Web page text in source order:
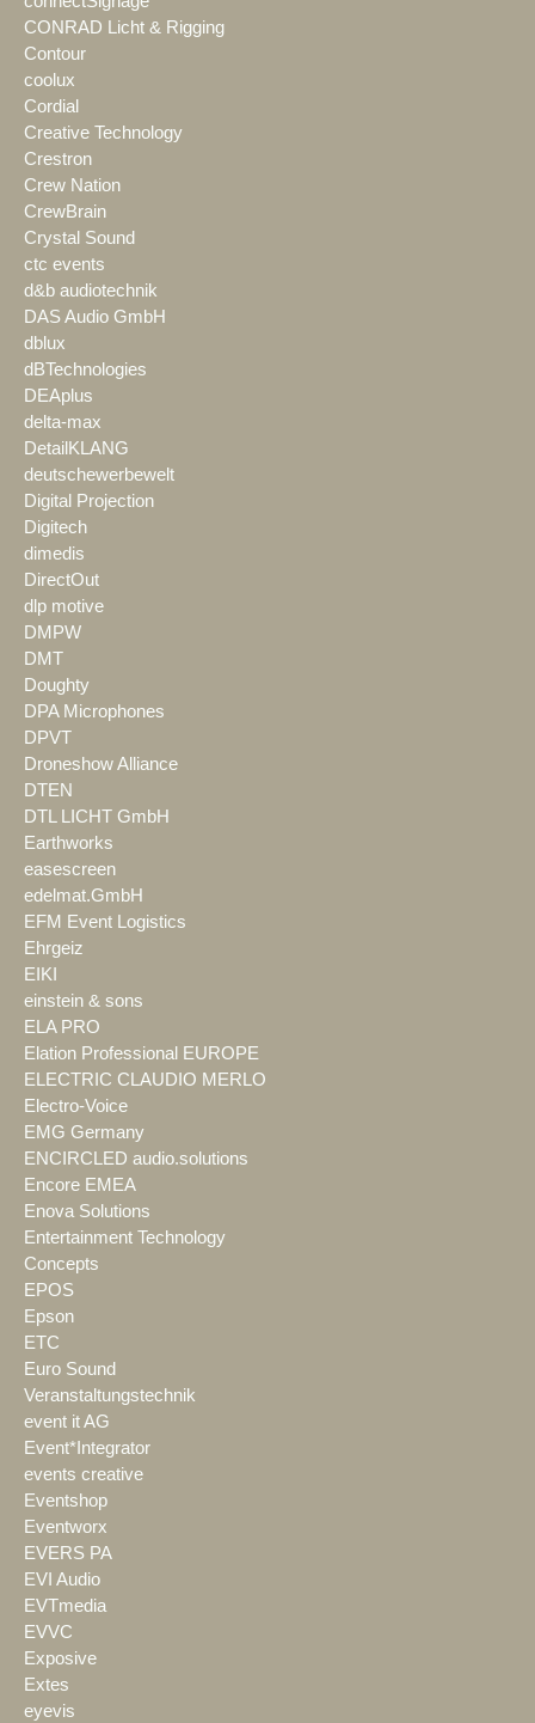
CONRAD Licht & Rigging
Contour
coolux
Cordial
Creative Technology
Crestron
Crew Nation
CrewBrain
Crystal Sound
ctc events
d&b audiotechnik
DAS Audio GmbH
dblux
dBTechnologies
DEAplus
delta-max
DetailKLANG
deutschewerbewelt
Digital Projection
Digitech
dimedis
DirectOut
dlp motive
DMPW
DMT
Doughty
DPA Microphones
DPVT
Droneshow Alliance
DTEN
DTL LICHT GmbH
Earthworks
easescreen
edelmat.GmbH
EFM Event Logistics
Ehrgeiz
EIKI
einstein & sons
ELA PRO
Elation Professional EUROPE
ELECTRIC CLAUDIO MERLO
Electro-Voice
EMG Germany
ENCIRCLED audio.solutions
Encore EMEA
Enova Solutions
Entertainment Technology
Concepts
EPOS
Epson
ETC
Euro Sound
Veranstaltungstechnik
event it AG
Event*Integrator
events creative
Eventshop
Eventworx
EVERS PA
EVI Audio
EVTmedia
EVVC
Exposive
Extes
eyevis